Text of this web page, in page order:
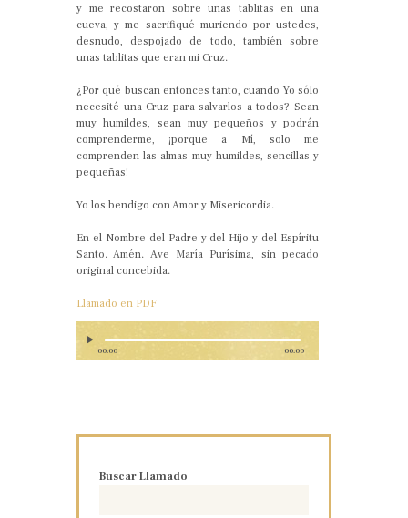
y me recostaron sobre unas tablitas en una
cueva, y me sacrifiqué muriendo por ustedes,
desnudo, despojado de todo, también sobre
unas tablitas que eran mi Cruz.
¿Por qué buscan entonces tanto, cuando Yo sólo
necesité una Cruz para salvarlos a todos? Sean
muy humildes, sean muy pequeños y podrán
comprenderme, ¡porque a Mí, solo me
comprenden las almas muy humildes, sencillas y
pequeñas!
Yo los bendigo con Amor y Misericordia.
En el Nombre del Padre y del Hijo y del Espíritu
Santo. Amén. Ave María Purísima, sin pecado
original concebida.
Llamado en PDF
00:00 00:00
Buscar Llamado